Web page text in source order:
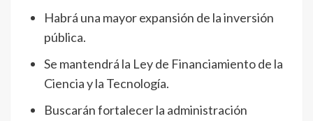
Habrá una mayor expansión de la inversión
pública.
Se mantendrá la Ley de Financiamiento de la
Ciencia y la Tecnología.
Buscarán fortalecer la administración